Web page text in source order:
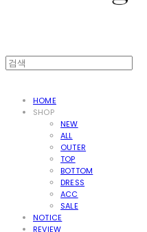
HOME
SHOP
NEW
ALL
OUTER
TOP
BOTTOM
DRESS
ACC
SALE
NOTICE
REVIEW